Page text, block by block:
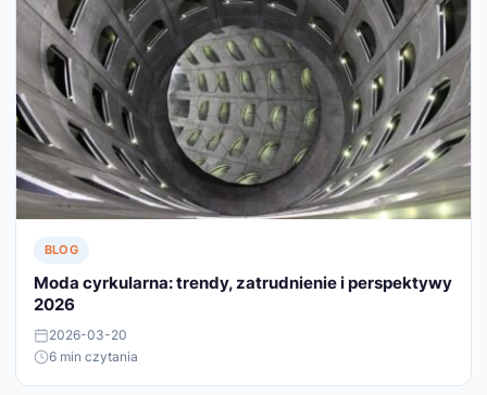
BLOG
Moda cyrkularna: trendy, zatrudnienie i perspektywy
2026
2026-03-20
6 min czytania